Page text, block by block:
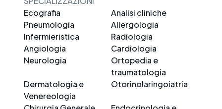
Ecografia
Analisi cliniche
Pneumologia
Allergologia
Infermieristica
Radiologia
Angiologia
Cardiologia
Neurologia
Ortopedia e
traumatologia
Dermatologia e
Venereologia
Otorinolaringoiatria